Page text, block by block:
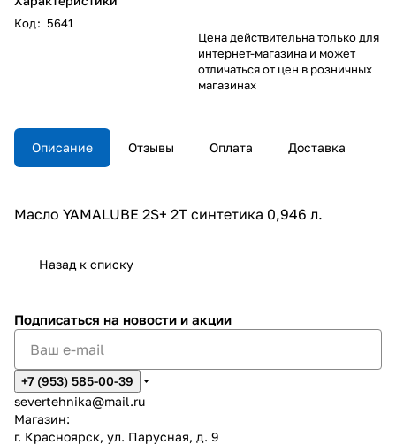
Код: 5641
Цена действительна только для
интернет-магазина и может
отличаться от цен в розничных
магазинах
Описание Отзывы Оплата Доставка
Масло YAMALUBE 2S+ 2T синтетика 0,946 л.
Назад к списку
Подписаться на новости и акции
+7 (953) 585-00-39
severtehnika@mail.ru
Магазин:
г. Красноярск, ул. Парусная, д. 9